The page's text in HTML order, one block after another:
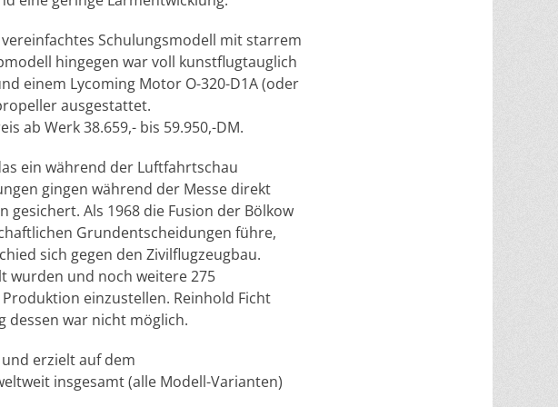
Schulungsmodell mit starrem
hingegen war voll kunstflugtauglich
einem Lycoming Motor O-320-D1A (oder
ausgestattet.
ab Werk 38.659,- bis 59.950,-DM.
ein während der Luftfahrtschau
gingen während der Messe direkt
gesichert. Als 1968 die Fusion der Bölkow
Grundentscheidungen führe,
sich gegen den Zivilflugzeugbau.
wurden und noch weitere 275
einzustellen. Reinhold Ficht
dessen war nicht möglich.
erzielt auf dem
insgesamt (alle Modell-Varianten)